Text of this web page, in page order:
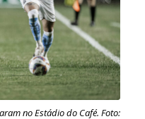
no Estádio do Café. Foto: